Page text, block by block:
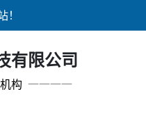
有限公司
构 一一一一